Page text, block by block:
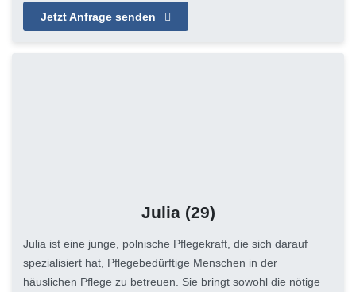
Jetzt Anfrage senden
Julia (29)
Julia ist eine junge, polnische Pflegekraft, die sich darauf
spezialisiert hat, Pflegebedürftige Menschen in der
häuslichen Pflege zu betreuen. Sie bringt sowohl die nötige